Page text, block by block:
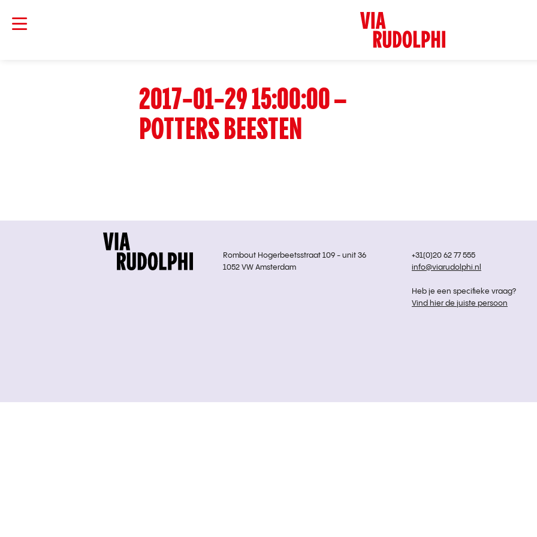
2017-01-29 15:00:00 –
POTTERS BEESTEN
Rombout Hogerbeetsstraat 109 - unit 36
1052 VW Amsterdam
+31(0)20 62 77 555
info@viarudolphi.nl
Heb je een specifieke vraag?
Vind hier de juiste persoon